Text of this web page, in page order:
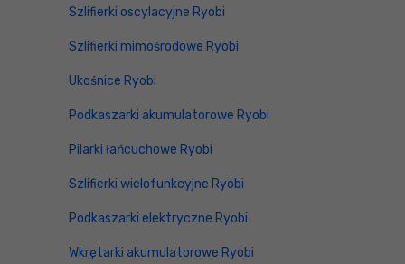
Szlifierki oscylacyjne Ryobi
Szlifierki mimośrodowe Ryobi
Ukośnice Ryobi
Podkaszarki akumulatorowe Ryobi
Pilarki łańcuchowe Ryobi
Szlifierki wielofunkcyjne Ryobi
Podkaszarki elektryczne Ryobi
Wkrętarki akumulatorowe Ryobi